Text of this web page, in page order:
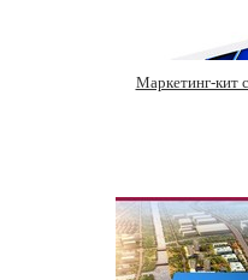
Маркетинг-кит